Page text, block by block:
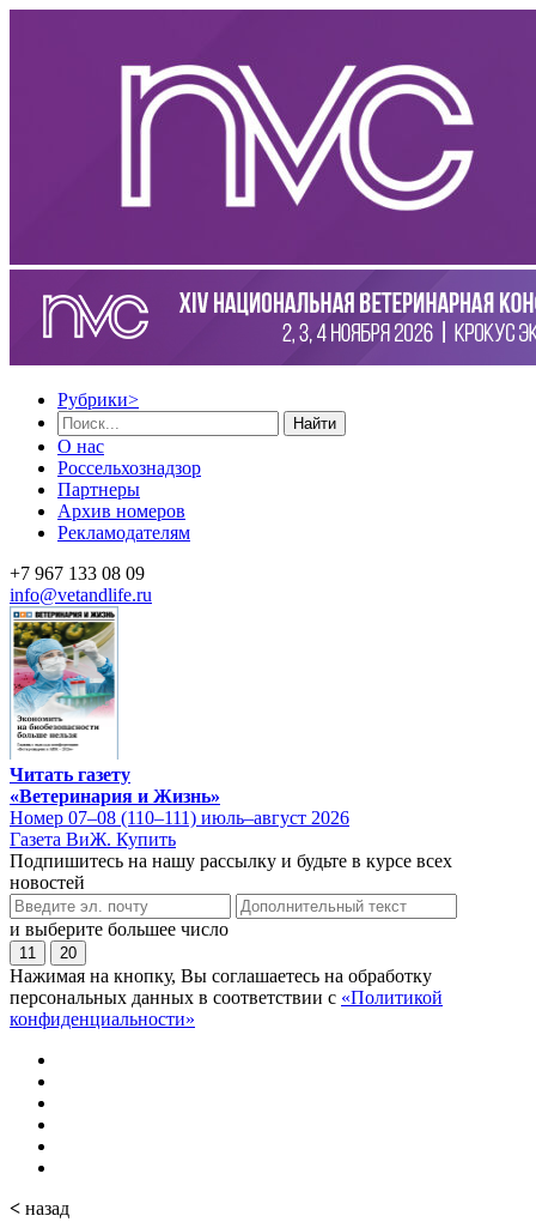
Рубрики>
Найти
О нас
Россельхознадзор
Партнеры
Архив номеров
Рекламодателям
+7 967 133 08 09
info@vetandlife.ru
Читать газету
«Ветеринария и Жизнь»
Номер 07–08 (110–111) июль–август 2026
Газета ВиЖ. Купить
Подпишитесь на нашу рассылку и будьте в курсе всех
новостей
и выберите большее число
11 20
Нажимая на кнопку, Вы соглашаетесь на обработку
персональных данных в соответствии с «Политикой
конфиденциальности»
< назад